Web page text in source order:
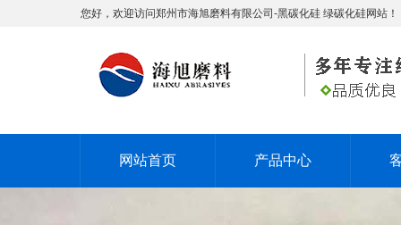
您好，欢迎访问郑州市海旭磨料有限公司-黑碳化硅 绿碳化硅网站！
网站首页 产品中心